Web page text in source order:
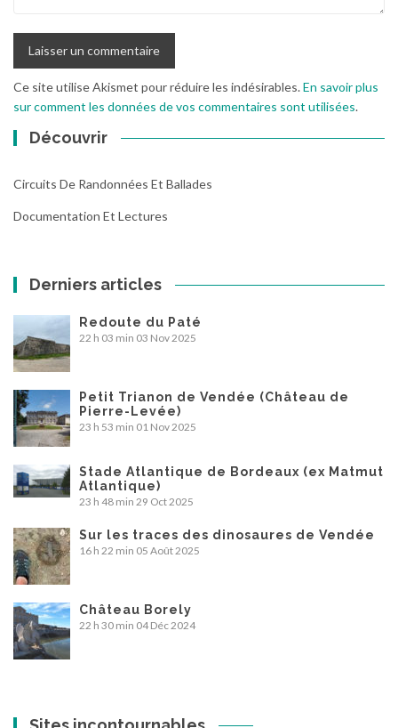
Ce site utilise Akismet pour réduire les indésirables.En savoir plus
sur comment les données de vos commentaires sont utilisées.
Découvrir
Circuits De Randonnées Et Ballades
Documentation Et Lectures
Derniers articles
Redoute du Paté
22 h 03 min 03 Nov 2025
Petit Trianon de Vendée (Château de
Pierre-Levée)
23 h 53 min 01 Nov 2025
Stade Atlantique de Bordeaux (ex Matmut
Atlantique)
23 h 48 min 29 Oct 2025
Sur les traces des dinosaures de Vendée
16 h 22 min 05 Août 2025
Château Borely
22 h 30 min 04 Déc 2024